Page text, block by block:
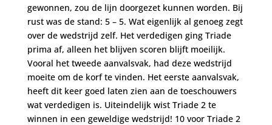
gewonnen, zou de lijn doorgezet kunnen worden. Bij
rust was de stand: 5 – 5. Wat eigenlijk al genoeg zegt
over de wedstrijd zelf. Het verdedigen ging Triade
prima af, alleen het blijven scoren blijft moeilijk.
Vooral het tweede aanvalsvak, had deze wedstrijd
moeite om de korf te vinden. Het eerste aanvalsvak,
heeft dit keer goed laten zien aan de toeschouwers
wat verdedigen is. Uiteindelijk wist Triade 2 te
winnen in een geweldige wedstrijd! 10 voor Triade 2